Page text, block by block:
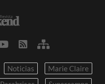
Noticias
Marie Claire